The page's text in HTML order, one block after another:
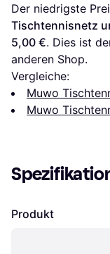
Der niedrigste
Tischtennisnetz
5,00 €. Dies ist
anderen Shop.
Vergleiche:
Muwo
Muwo
Produkt